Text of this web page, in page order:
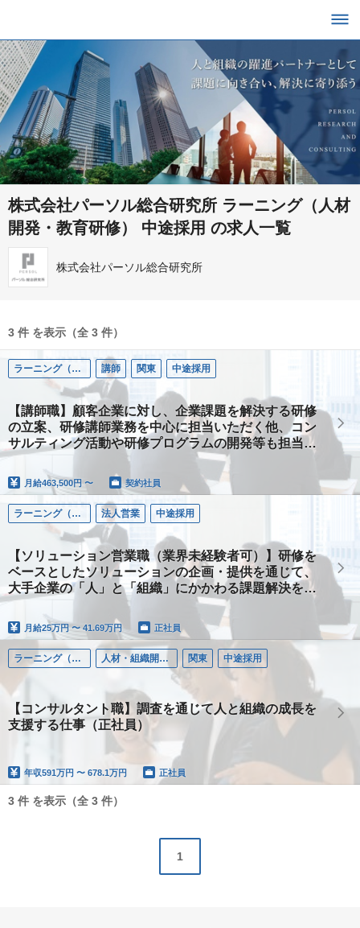
株式会社パーソル総合研究所 ラーニング（人材
開発・教育研修） 中途採用 の求人一覧
株式会社パーソル総合研究所
3 件 を表示（全 3 件）
ラーニング（人材開発・教育研修） 講師 関東 中途採用
【講師職】顧客企業に対し、企業課題を解決する研修
の立案、研修講師業務を中心に担当いただく他、コン
サルティング活動や研修プログラムの開発等も担当い
ただきます。
月給463,500円 〜 契約社員
ラーニング（人材開発・教育研修） 法人営業 中途採用
【ソリューション営業職（業界未経験者可）】研修を
ベースとしたソリューションの企画・提供を通じて、
大手企業の「人」と「組織」にかかわる課題解決をご
支援するお仕事です
月給25万円 〜 41.69万円 正社員
ラーニング（人材開発・教育研修） 人材・組織開発コンサル 関東 中途採用
【コンサルタント職】調査を通じて人と組織の成長を
支援する仕事（正社員）
年収591万円 〜 678.1万円 正社員
3 件 を表示（全 3 件）
1